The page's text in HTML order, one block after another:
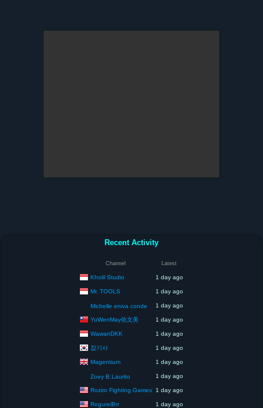
Recent Activity
Channel Latest
Kholil Studio 1 day ago
Mr. TOOLS 1 day ago
Michelle eniva conde 1 day ago
YuWenMay佑文美 1 day ago
WawanDKK 1 day ago
잡기사 1 day ago
Magentium 1 day ago
Zoey B.Laurito 1 day ago
Roziro Fighting Games 1 day ago
RegurelBrr 1 day ago